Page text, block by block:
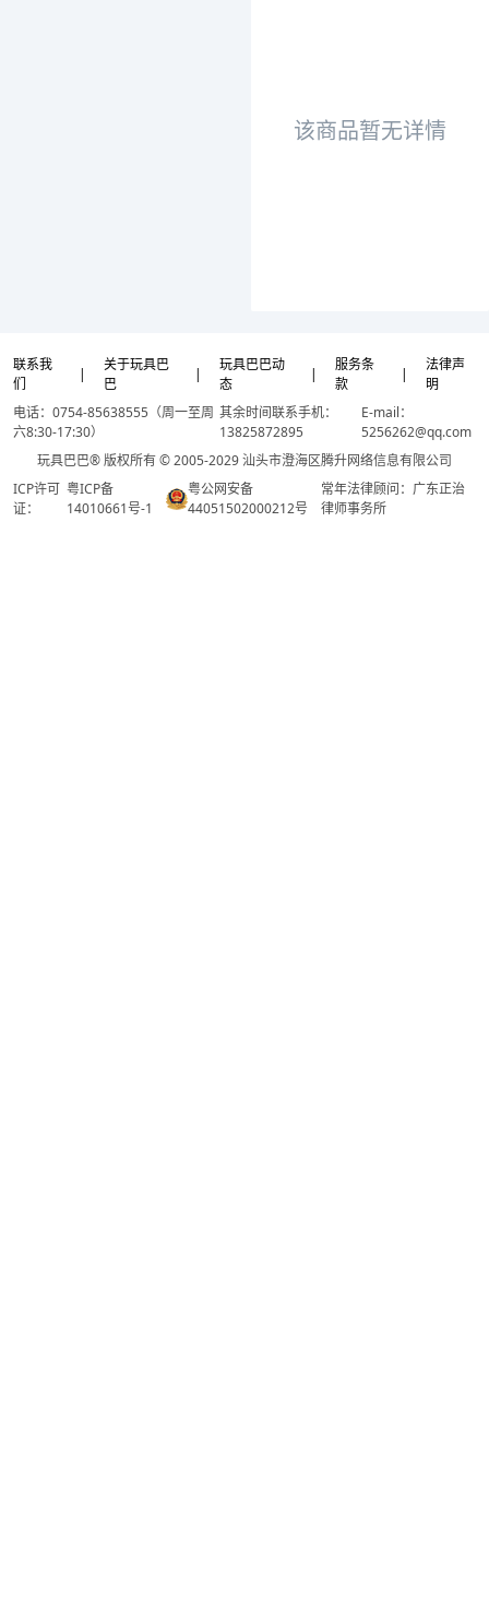
该商品暂无详情
联系我
们
|
关于玩具巴
巴
|
玩具巴巴动
态
|
服务条
款
|
法律声
明
电话：0754-85638555（周一至周
六8:30-17:30）
其余时间联系手机：
13825872895
E-mail：
5256262@qq.com
玩具巴巴® 版权所有 © 2005-2029 汕头市澄海区腾升网络信息有限公司
ICP许可
证：
粤ICP备
14010661号-1
粤公网安备
44051502000212号
常年法律顾问：广东正治
律师事务所